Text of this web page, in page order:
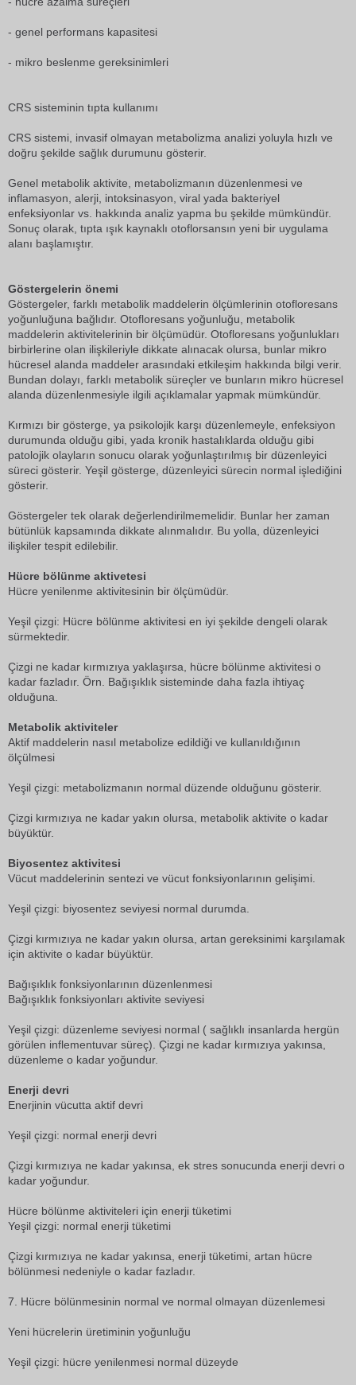
- genel performans kapasitesi
- mikro beslenme gereksinimleri
CRS sisteminin tıpta kullanımı
CRS sistemi, invasif olmayan metabolizma analizi yoluyla hızlı ve
doğru şekilde sağlık durumunu gösterir.
Genel metabolik aktivite, metabolizmanın düzenlenmesi ve
inflamasyon, alerji, intoksinasyon, viral yada bakteriyel
enfeksiyonlar vs. hakkında analiz yapma bu şekilde mümkündür.
Sonuç olarak, tıpta ışık kaynaklı otoflorsansın yeni bir uygulama
alanı başlamıştır.
Göstergelerin önemi
Göstergeler, farklı metabolik maddelerin ölçümlerinin otofloresans
yoğunluğuna bağlıdır. Otofloresans yoğunluğu, metabolik
maddelerin aktivitelerinin bir ölçümüdür. Otofloresans yoğunlukları
birbirlerine olan ilişkileriyle dikkate alınacak olursa, bunlar mikro
hücresel alanda maddeler arasındaki etkileşim hakkında bilgi verir.
Bundan dolayı, farklı metabolik süreçler ve bunların mikro hücresel
alanda düzenlenmesiyle ilgili açıklamalar yapmak mümkündür.
Kırmızı bir gösterge, ya psikolojik karşı düzenlemeyle, enfeksiyon
durumunda olduğu gibi, yada kronik hastalıklarda olduğu gibi
patolojik olayların sonucu olarak yoğunlaştırılmış bir düzenleyici
süreci gösterir. Yeşil gösterge, düzenleyici sürecin normal işlediğini
gösterir.
Göstergeler tek olarak değerlendirilmemelidir. Bunlar her zaman
bütünlük kapsamında dikkate alınmalıdır. Bu yolla, düzenleyici
ilişkiler tespit edilebilir.
Hücre bölünme aktivetesi
Hücre yenilenme aktivitesinin bir ölçümüdür.
Yeşil çizgi: Hücre bölünme aktivitesi en iyi şekilde dengeli olarak
sürmektedir.
Çizgi ne kadar kırmızıya yaklaşırsa, hücre bölünme aktivitesi o
kadar fazladır. Örn. Bağışıklık sisteminde daha fazla ihtiyaç
olduğuna.
Metabolik aktiviteler
Aktif maddelerin nasıl metabolize edildiği ve kullanıldığının
ölçülmesi
Yeşil çizgi: metabolizmanın normal düzende olduğunu gösterir.
Çizgi kırmızıya ne kadar yakın olursa, metabolik aktivite o kadar
büyüktür.
Biyosentez aktivitesi
Vücut maddelerinin sentezi ve vücut fonksiyonlarının gelişimi.
Yeşil çizgi: biyosentez seviyesi normal durumda.
Çizgi kırmızıya ne kadar yakın olursa, artan gereksinimi karşılamak
için aktivite o kadar büyüktür.
Bağışıklık fonksiyonlarının düzenlenmesi
Bağışıklık fonksiyonları aktivite seviyesi
Yeşil çizgi: düzenleme seviyesi normal ( sağlıklı insanlarda hergün
görülen inflementuvar süreç). Çizgi ne kadar kırmızıya yakınsa,
düzenleme o kadar yoğundur.
Enerji devri
Enerjinin vücutta aktif devri
Yeşil çizgi: normal enerji devri
Çizgi kırmızıya ne kadar yakınsa, ek stres sonucunda enerji devri o
kadar yoğundur.
Hücre bölünme aktiviteleri için enerji tüketimi
Yeşil çizgi: normal enerji tüketimi
Çizgi kırmızıya ne kadar yakınsa, enerji tüketimi, artan hücre
bölünmesi nedeniyle o kadar fazladır.
7. Hücre bölünmesinin normal ve normal olmayan düzenlemesi
Yeni hücrelerin üretiminin yoğunluğu
Yeşil çizgi: hücre yenilenmesi normal düzeyde